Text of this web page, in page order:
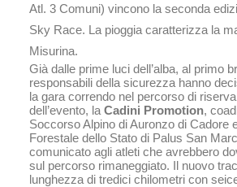
Atl. 3 Comuni) vincono la seconda
Sky Race. La pioggia caratterizza la
Misurina.
Già dalle prime luci dell’alba, al primo
responsabili della sicurezza hanno
la gara correndo nel percorso di
dell’evento, la Cadini Promotion,
Soccorso Alpino di Auronzo di Cadore
Forestale dello Stato di Palus San
comunicato agli atleti che avrebbero
sul percorso rimaneggiato. Il nuovo
lunghezza di tredici chilometri con